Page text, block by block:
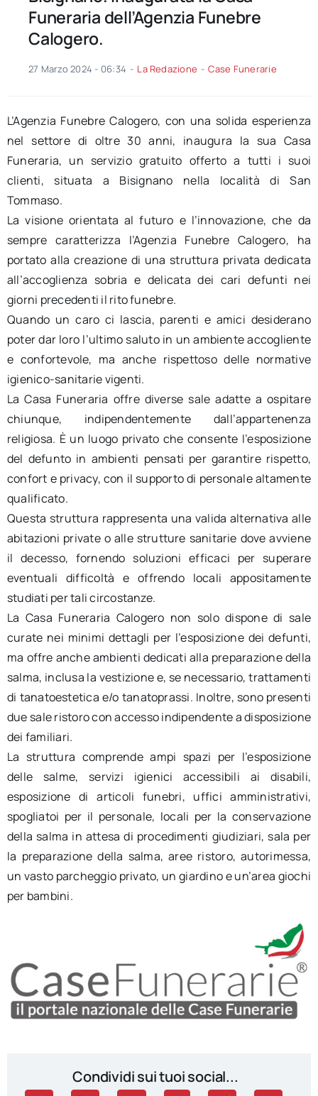
Funeraria dell’Agenzia Funebre
Calogero.
27 Marzo 2024 - 06:34 - La Redazione - Case Funerarie
L’Agenzia Funebre Calogero, con una solida esperienza
nel settore di oltre 30 anni, inaugura la sua Casa
Funeraria, un servizio gratuito offerto a tutti i suoi
clienti, situata a Bisignano nella località di San
Tommaso.
La visione orientata al futuro e l’innovazione, che da
sempre caratterizza l’Agenzia Funebre Calogero, ha
portato alla creazione di una struttura privata dedicata
all’accoglienza sobria e delicata dei cari defunti nei
giorni precedenti il rito funebre.
Quando un caro ci lascia, parenti e amici desiderano
poter dar loro l’ultimo saluto in un ambiente accogliente
e confortevole, ma anche rispettoso delle normative
igienico-sanitarie vigenti.
La Casa Funeraria offre diverse sale adatte a ospitare
chiunque, indipendentemente dall’appartenenza
religiosa. È un luogo privato che consente l’esposizione
del defunto in ambienti pensati per garantire rispetto,
confort e privacy, con il supporto di personale altamente
qualificato.
Questa struttura rappresenta una valida alternativa alle
abitazioni private o alle strutture sanitarie dove avviene
il decesso, fornendo soluzioni efficaci per superare
eventuali difficoltà e offrendo locali appositamente
studiati per tali circostanze.
La Casa Funeraria Calogero non solo dispone di sale
curate nei minimi dettagli per l’esposizione dei defunti,
ma offre anche ambienti dedicati alla preparazione della
salma, inclusa la vestizione e, se necessario, trattamenti
di tanatoestetica e/o tanatoprassi. Inoltre, sono presenti
due sale ristoro con accesso indipendente a disposizione
dei familiari.
La struttura comprende ampi spazi per l’esposizione
delle salme, servizi igienici accessibili ai disabili,
esposizione di articoli funebri, uffici amministrativi,
spogliatoi per il personale, locali per la conservazione
della salma in attesa di procedimenti giudiziari, sala per
la preparazione della salma, aree ristoro, autorimessa,
un vasto parcheggio privato, un giardino e un’area giochi
per bambini.
Condividi sui tuoi social...